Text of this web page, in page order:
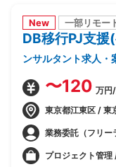
New 一部リモー
DB移行PJ支
ンサルタント求人・
〜120 万円
東京都江東区 / 東
業務委託（フリー
プロジェクト管